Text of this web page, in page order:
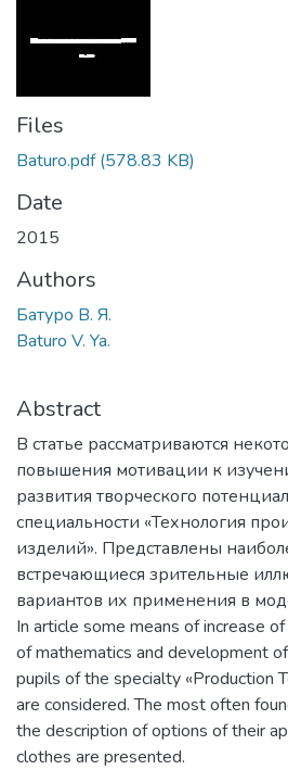
Files
Baturo.pdf(578.83 KB)
Date
2015
Authors
Батуро В. Я.
Baturo V. Ya.
Abstract
В статье рассматриваются
повышения мотивации к
развития творческого
специальности «Технология
изделий». Представлены
встречающиеся зрительные
вариантов их применения в
In article some means of increase
of mathematics and development
pupils of the specialty «Production
are considered. The most often
the description of options of their
clothes are presented.